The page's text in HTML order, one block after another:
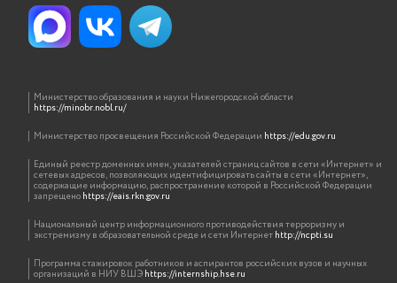
Министерство образования и науки Нижегородской области
https://minobr.nobl.ru/
Министерство просвещения Российской Федерации https://edu.gov.ru
Единый реестр доменных имен, указателей страниц сайтов в сети «Интернет» и
сетевых адресов, позволяющих идентифицировать сайты в сети «Интернет»,
содержащие информацию, распространение которой в Российской Федерации
запрещеноhttps://eais.rkn.gov.ru
Национальный центр информационного противодействия терроризму и
экстремизму в образовательной среде и сети Интернетhttp://ncpti.su
Программа стажировок работников и аспирантов российских вузов и научных
организаций в НИУ ВШЭhttps://internship.hse.ru